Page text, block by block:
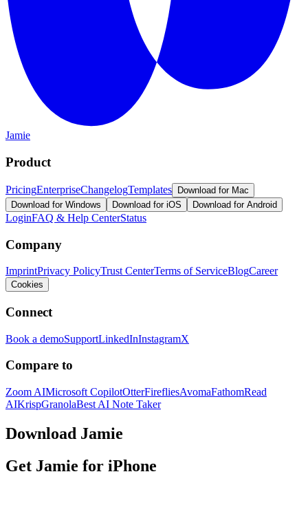
Jamie
Product
PricingEnterpriseChangelogTemplates
Download for Mac
Download for Windows
Download for iOS Download for Android
LoginFAQ & Help CenterStatus
Company
ImprintPrivacy PolicyTrust CenterTerms of ServiceBlogCareer
Cookies
Connect
Book a demoSupportLinkedInInstagramX
Compare to
Zoom AIMicrosoft CopilotOtterFirefliesAvomaFathomRead
AIKrispGranolaBest AI Note Taker
Download Jamie
Get Jamie for iPhone